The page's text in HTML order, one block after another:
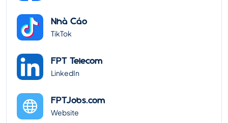
Nhà Cáo
TikTok
FPT Telecom
LinkedIn
FPTJobs.com
Website